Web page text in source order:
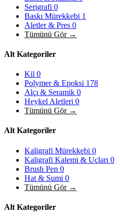
Serigrafi 0
Baskı Mürekkebi 1
Aletler & Pres 0
Tümünü Gör →
Alt Kategoriler
Kil 0
Polymer & Epoksi 178
Alçı & Seramik 0
Heykel Aletleri 0
Tümünü Gör →
Alt Kategoriler
Kaligrafi Mürekkebi 0
Kaligrafi Kalemi & Uçları 0
Brush Pen 0
Hat & Sumi 0
Tümünü Gör →
Alt Kategoriler